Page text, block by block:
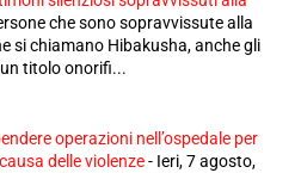
che sono sopravvissute alla
si chiamano Hibakusha, anche gli
titolo onorifi...
operazioni nell’ospedale per
delle violenze- Ieri, 7 agosto,